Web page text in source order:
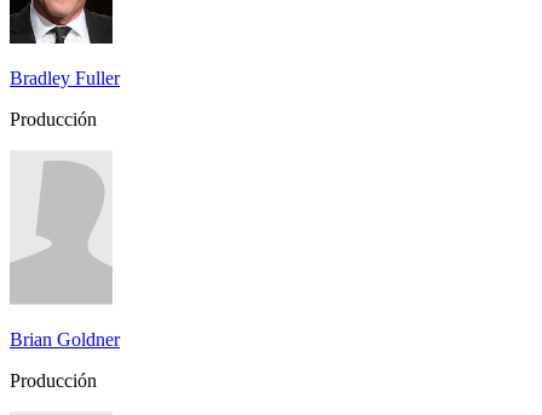
Bradley Fuller
Producción
Brian Goldner
Producción